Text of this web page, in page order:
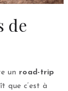
de
un road-trip
que c’est à